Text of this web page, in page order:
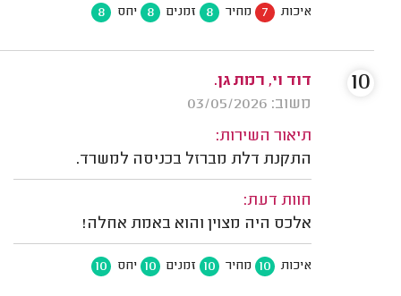
איכות 7 מחיר 8 זמנים 8 יחס 8
דוד וי, רמת גן.
משוב: 03/05/2026
תיאור השירות:
התקנת דלת מברזל בכניסה למשרד.
חוות דעת:
אלכס היה מצוין והוא באמת אחלה!
איכות 10 מחיר 10 זמנים 10 יחס 10
10